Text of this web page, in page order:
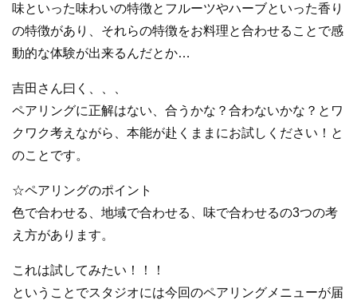
味といった味わいの特徴とフルーツやハーブといった香り
の特徴があり、それらの特徴をお料理と合わせることで感
動的な体験が出来るんだとか…
吉田さん曰く、、、
ペアリングに正解はない、合うかな？合わないかな？とワ
クワク考えながら、本能が赴くままにお試しください！と
のことです。
☆ペアリングのポイント
色で合わせる、地域で合わせる、味で合わせるの3つの考
え方があります。
これは試してみたい！！！
ということでスタジオには今回のペアリングメニューが届